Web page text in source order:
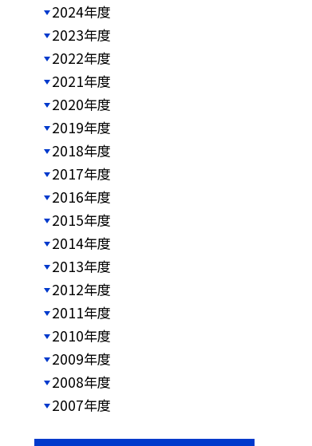
2024年度
2023年度
2022年度
2021年度
2020年度
2019年度
2018年度
2017年度
2016年度
2015年度
2014年度
2013年度
2012年度
2011年度
2010年度
2009年度
2008年度
2007年度